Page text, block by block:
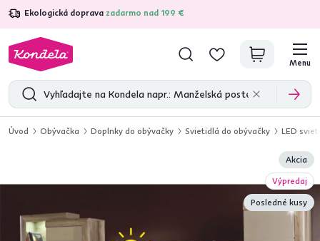
Ekologická doprava zadarmo nad 199 €
4,7 31 285overených produktových recenzií
Menu
Úvod Obývačka Doplnky do obývačky Svietidlá do obývačky LED
Akcia
Výpredaj
Posledné kusy